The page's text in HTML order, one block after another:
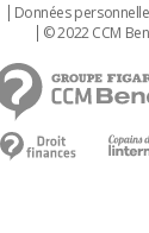
Données
© 2022 CCM